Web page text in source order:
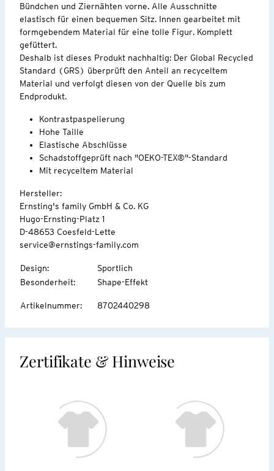
Bündchen und Ziernähten vorne. Alle Ausschnitte
elastisch für einen bequemen Sitz. Innen gearbeitet mit
formgebendem Material für eine tolle Figur. Komplett
gefüttert.
Deshalb ist dieses Produkt nachhaltig: Der Global Recycled
Standard (GRS) überprüft den Anteil an recyceltem
Material und verfolgt diesen von der Quelle bis zum
Endprodukt.
Kontrastpaspelierung
Hohe Taille
Elastische Abschlüsse
Schadstoffgeprüft nach "OEKO-TEX®"-Standard
Mit recyceltem Material
Hersteller:
Ernsting's family GmbH & Co. KG
Hugo-Ernsting-Platz 1
D-48653 Coesfeld-Lette
service@ernstings-family.com
Design:
Sportlich
Besonderheit: Shape-Effekt
Artikelnummer: 8702440298
Zertifikate & Hinweise